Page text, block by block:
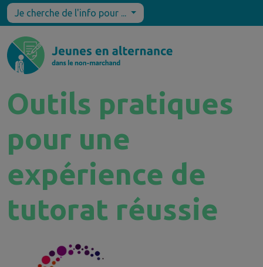
Je cherche de l'info pour ...
Outils pratiques
pour une
expérience de
tutorat réussie